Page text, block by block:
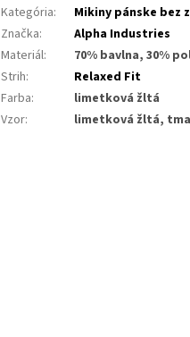
Kategória:
Mikiny pánske bez
Značka:
Alpha Industries
Materiál:
70% bavlna, 30%
Strih:
Relaxed Fit
Farba:
limetková žltá
Vzor: limetková žltá,